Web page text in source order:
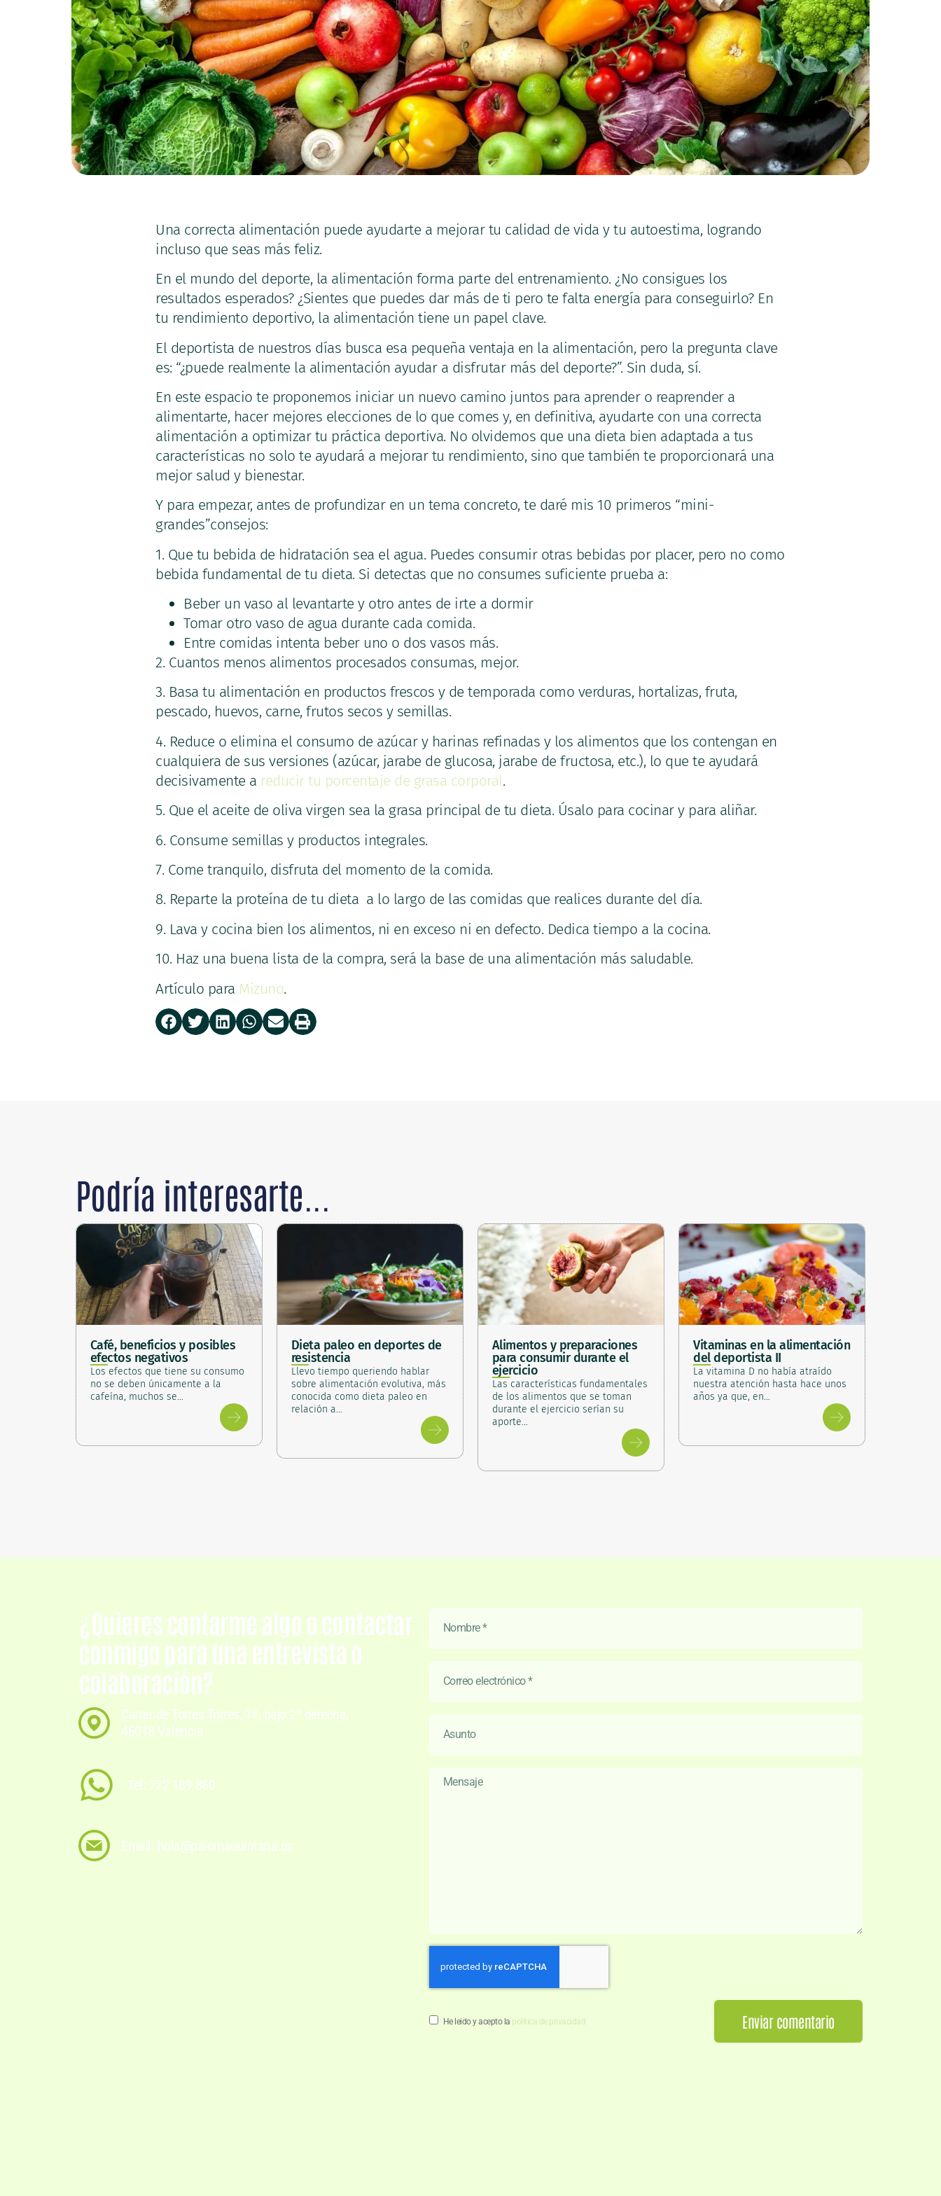
Una correcta alimentación puede ayudarte a mejorar tu calidad de vida y tu autoestima, logrando
incluso que seas más feliz.
En el mundo del deporte, la alimentación forma parte del entrenamiento. ¿No consigues los
resultados esperados? ¿Sientes que puedes dar más de ti pero te falta energía para conseguirlo? En
tu rendimiento deportivo, la alimentación tiene un papel clave.
El deportista de nuestros días busca esa pequeña ventaja en la alimentación, pero la pregunta clave
es: “¿puede realmente la alimentación ayudar a disfrutar más del deporte?”. Sin duda, sí.
En este espacio te proponemos iniciar un nuevo camino juntos para aprender o reaprender a
alimentarte, hacer mejores elecciones de lo que comes y, en definitiva, ayudarte con una correcta
alimentación a optimizar tu práctica deportiva. No olvidemos que una dieta bien adaptada a tus
características no solo te ayudará a mejorar tu rendimiento, sino que también te proporcionará una
mejor salud y bienestar.
Y para empezar, antes de profundizar en un tema concreto, te daré mis 10 primeros “mini-
grandes”consejos:
1. Que tu bebida de hidratación sea el agua. Puedes consumir otras bebidas por placer, pero no como
bebida fundamental de tu dieta. Si detectas que no consumes suficiente prueba a:
Beber un vaso al levantarte y otro antes de irte a dormir
Tomar otro vaso de agua durante cada comida.
Entre comidas intenta beber uno o dos vasos más.
2. Cuantos menos alimentos procesados consumas, mejor.
3. Basa tu alimentación en productos frescos y de temporada como verduras, hortalizas, fruta,
pescado, huevos, carne, frutos secos y semillas.
4. Reduce o elimina el consumo de azúcar y harinas refinadas y los alimentos que los contengan en
cualquiera de sus versiones (azúcar, jarabe de glucosa, jarabe de fructosa, etc.), lo que te ayudará
decisivamente a reducir tu porcentaje de grasa corporal.
5. Que el aceite de oliva virgen sea la grasa principal de tu dieta. Úsalo para cocinar y para aliñar.
6. Consume semillas y productos integrales.
7. Come tranquilo, disfruta del momento de la comida.
8. Reparte la proteína de tu dieta a lo largo de las comidas que realices durante del día.
9. Lava y cocina bien los alimentos, ni en exceso ni en defecto. Dedica tiempo a la cocina.
10. Haz una buena lista de la compra, será la base de una alimentación más saludable.
Artículo para Mizuno.
Podría interesarte...
Café, beneficios y posibles
efectos negativos
Los efectos que tiene su consumo
no se deben únicamente a la
cafeína, muchos se…
Dieta paleo en deportes de
resistencia
Llevo tiempo queriendo hablar
sobre alimentación evolutiva, más
conocida como dieta paleo en
relación a…
Alimentos y preparaciones
para consumir durante el
ejercicio
Las características fundamentales
de los alimentos que se toman
durante el ejercicio serían su
aporte…
Vitaminas en la alimentación
del deportista II
La vitamina D no había atraído
nuestra atención hasta hace unos
años ya que, en…
¿Quieres contarme algo o contactar
conmigo para una entrevista o
colaboración?
Carrer de Torres Torres, 14, bajo 2º derecha,
46018 Valencia
Tel: 722 189 860
Email: hola@palomaquintana.es
He leido y acepto la política de privacidad Enviar comentario